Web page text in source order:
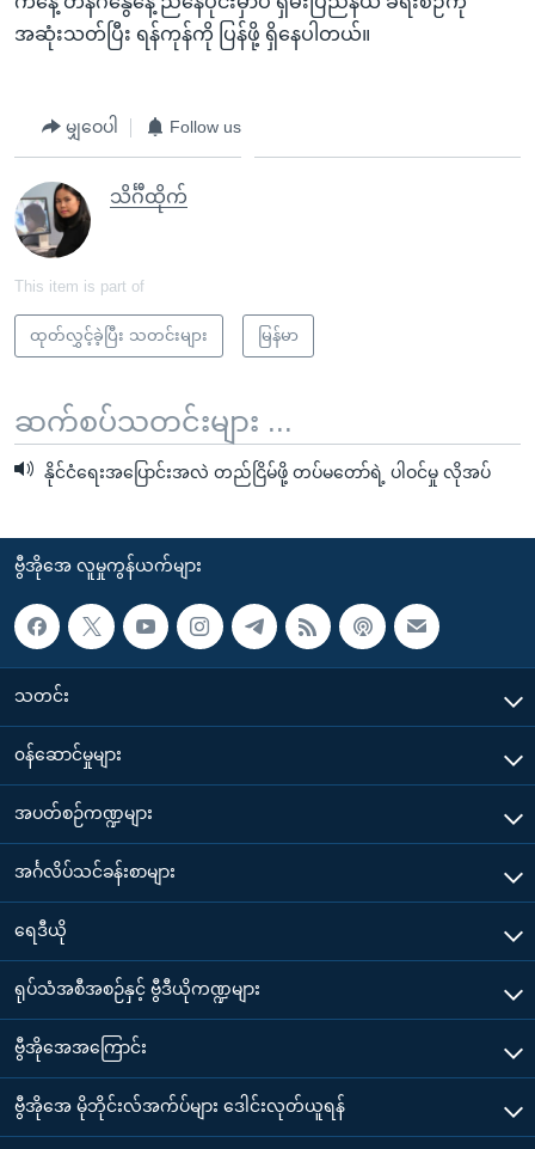
အဆုံးသတ်ပြီး ရန်ကုန်ကို ပြန်ဖို့ ရှိနေပါတယ်။
မျှဝေပါ Follow us
သိင်္ဂီထိုက်
This item is part of
ထုတ်လွှင့်ခဲ့ပြီး သတင်းများ မြန်မာ
ဆက်စပ်သတင်းများ ...
နိုင်ငံရေးအပြောင်းအလဲ တည်ငြိမ်ဖို့ တပ်မတော်ရဲ့ ပါဝင်မှု လိုအပ်
ဗွီအိုအေ လူမှုကွန်ယက်များ
သတင်း
၀န်ဆောင်မှုများ
အပတ်စဉ်ကဏ္ဍများ
အင်္ဂလိပ်သင်ခန်းစာများ
ရေဒီယို
ရုပ်သံအစီအစဉ်နှင့် ဗွီဒီယိုကဏ္ဍများ
ဗွီအိုအေအကြောင်း
ဗွီအိုအေ မိုဘိုင်းလ်အက်ပ်များ ဒေါင်းလုတ်ယူရန်